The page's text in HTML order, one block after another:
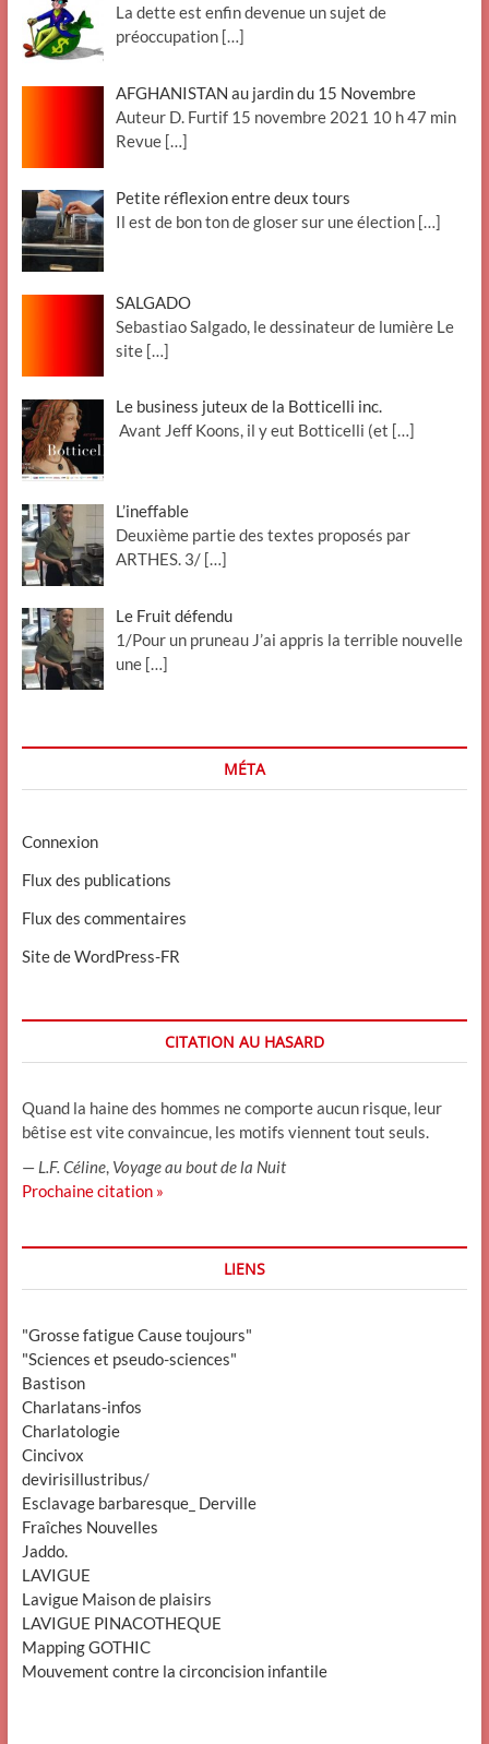
La dette est enfin devenue un sujet de
préoccupation […]
AFGHANISTAN au jardin du 15 Novembre
Auteur D. Furtif 15 novembre 2021 10 h 47 min
Revue […]
Petite réflexion entre deux tours
Il est de bon ton de gloser sur une élection […]
SALGADO
Sebastiao Salgado, le dessinateur de lumière Le
site […]
Le business juteux de la Botticelli inc.
Avant Jeff Koons, il y eut Botticelli (et […]
L’ineffable
Deuxième partie des textes proposés par
ARTHES. 3/ […]
Le Fruit défendu
1/Pour un pruneau J’ai appris la terrible nouvelle
une […]
MÉTA
Connexion
Flux des publications
Flux des commentaires
Site de WordPress-FR
CITATION AU HASARD
Quand la haine des hommes ne comporte aucun risque, leur
bêtise est vite convaincue, les motifs viennent tout seuls.
— L.F. Céline, Voyage au bout de la Nuit
Prochaine citation »
LIENS
"Grosse fatigue Cause toujours"
"Sciences et pseudo-sciences"
Bastison
Charlatans-infos
Charlatologie
Cincivox
devirisillustribus/
Esclavage barbaresque_ Derville
Fraîches Nouvelles
Jaddo.
LAVIGUE
Lavigue Maison de plaisirs
LAVIGUE PINACOTHEQUE
Mapping GOTHIC
Mouvement contre la circoncision infantile